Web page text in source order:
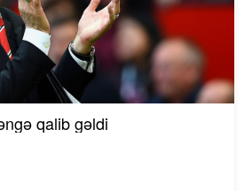
qalib gəldi